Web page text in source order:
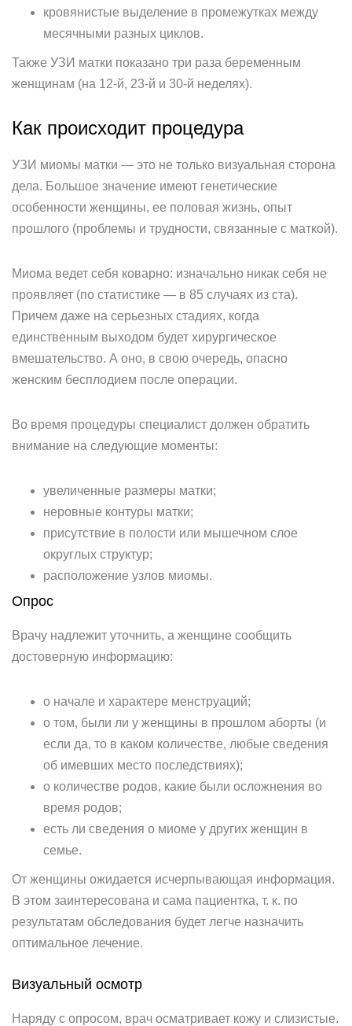
кровянистые выделение в промежутках между
месячными разных циклов.
Также УЗИ матки показано три раза беременным
женщинам (на 12-й, 23-й и 30-й неделях).
Как происходит процедура
УЗИ миомы матки — это не только визуальная сторона
дела. Большое значение имеют генетические
особенности женщины, ее половая жизнь, опыт
прошлого (проблемы и трудности, связанные с маткой).
Миома ведет себя коварно: изначально никак себя не
проявляет (по статистике — в 85 случаях из ста).
Причем даже на серьезных стадиях, когда
единственным выходом будет хирургическое
вмешательство. А оно, в свою очередь, опасно
женским бесплодием после операции.
Во время процедуры специалист должен обратить
внимание на следующие моменты:
увеличенные размеры матки;
неровные контуры матки;
присутствие в полости или мышечном слое
округлых структур;
расположение узлов миомы.
Опрос
Врачу надлежит уточнить, а женщине сообщить
достоверную информацию:
о начале и характере менструаций;
о том, были ли у женщины в прошлом аборты (и
если да, то в каком количестве, любые сведения
об имевших место последствиях);
о количестве родов, какие были осложнения во
время родов;
есть ли сведения о миоме у других женщин в
семье.
От женщины ожидается исчерпывающая информация.
В этом заинтересована и сама пациентка, т. к. по
результатам обследования будет легче назначить
оптимальное лечение.
Визуальный осмотр
Наряду с опросом, врач осматривает кожу и слизистые.